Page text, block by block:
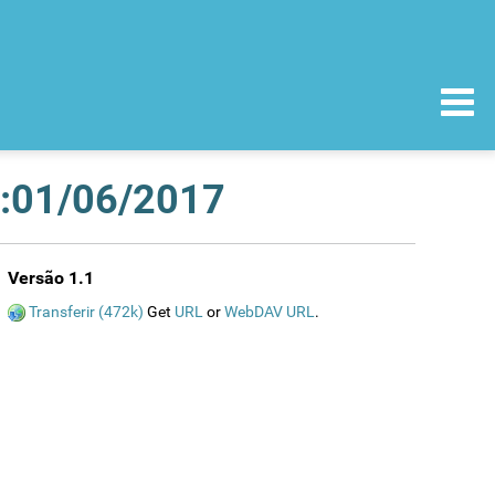
06/2017
Versão 1.1
Transferir (472k) Get URL orWebDAV URL .